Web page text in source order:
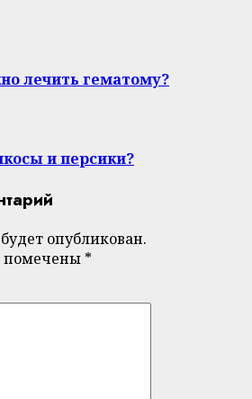
лечить гематому?
и персики?
опубликован.
помечены *